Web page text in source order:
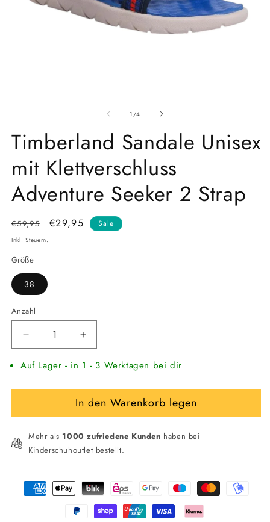
1 /von
4
Timberland Sandale Unisex
mit Klettverschluss
Adventure Seeker 2 Strap
Normaler
Preis
€59,95 Verkaufspreis
€29,95 Sale
Inkl. Steuern.
Größe
38
Anzahl
Verringere
die
Menge
Timberland
Unisex
Klettverschluss
Adventure
2
Strap
Erhöhe
die
Menge
Timberland
Sandale
Unisex
Klettverschluss
Adventure
2
Strap
Auf Lager - in 1 - 3 Werktagen bei dir
In den Warenkorb legen
Mehr als 1000 zufriedene Kunden haben bei
Kinderschuhoutlet bestellt.
Zahlungsmethoden